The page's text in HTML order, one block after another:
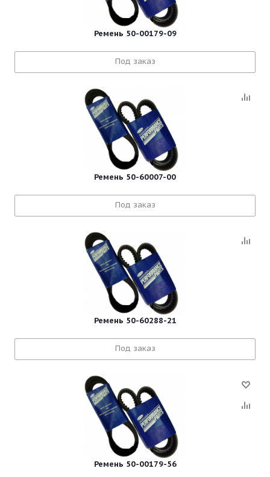
Ремень 50-00179-09
Под заказ
Ремень 50-60007-00
Под заказ
Ремень 50-60288-21
Под заказ
Ремень 50-00179-56